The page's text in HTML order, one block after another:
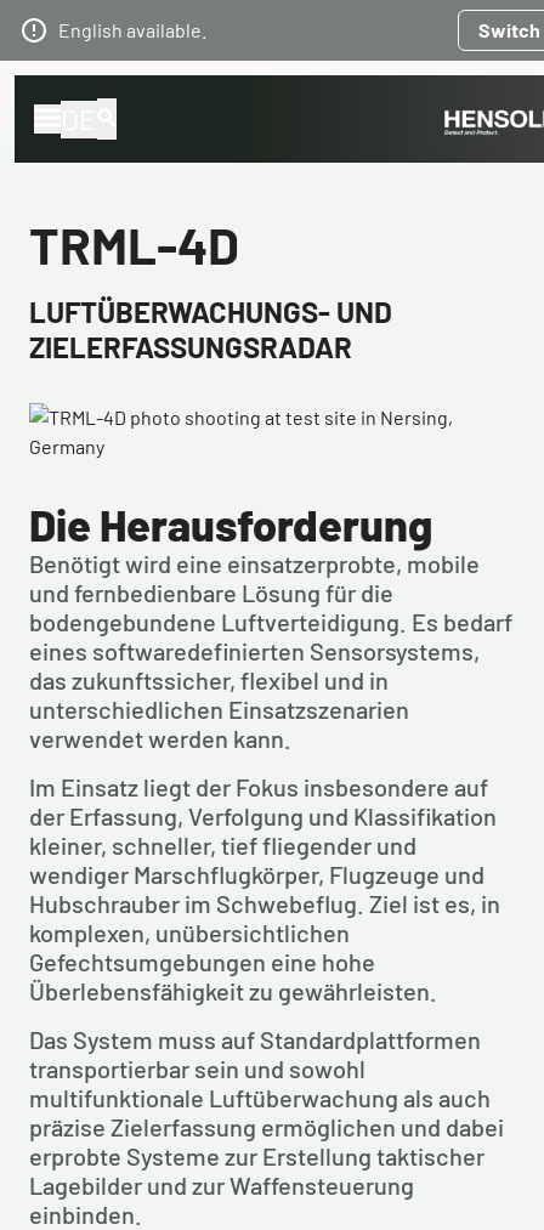
English available. Switch
TRML-4D
LUFTÜBERWACHUNGS- UND
ZIELERFASSUNGSRADAR
Die Herausforderung
Benötigt wird eine einsatzerprobte, mobile
und fernbedienbare Lösung für die
bodengebundene Luftverteidigung. Es bedarf
eines softwaredefinierten Sensorsystems,
das zukunftssicher, flexibel und in
unterschiedlichen Einsatzszenarien
verwendet werden kann.
Im Einsatz liegt der Fokus insbesondere auf
der Erfassung, Verfolgung und Klassifikation
kleiner, schneller, tief fliegender und
wendiger Marschflugkörper, Flugzeuge und
Hubschrauber im Schwebeflug. Ziel ist es, in
komplexen, unübersichtlichen
Gefechtsumgebungen eine hohe
Überlebensfähigkeit zu gewährleisten.
Das System muss auf Standardplattformen
transportierbar sein und sowohl
multifunktionale Luftüberwachung als auch
präzise Zielerfassung ermöglichen und dabei
erprobte Systeme zur Erstellung taktischer
Lagebilder und zur Waffensteuerung
einbinden.